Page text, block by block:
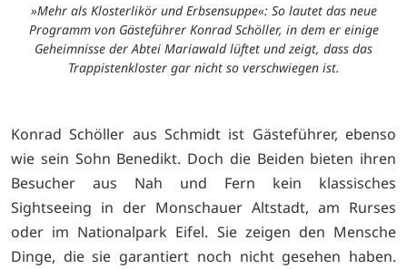
»Mehr als Klosterlikör und Erbsensuppe«: So lautet das neue
Programm von Gästeführer Konrad Schöller, in dem er einige
Geheimnisse der Abtei Mariawald lüftet und zeigt, dass das
Trappistenkloster gar nicht so verschwiegen ist.
Konrad Schöller aus Schmidt ist Gästeführer, ebenso
wie sein Sohn Benedikt. Doch die Beiden bieten ihren
Besucher aus Nah und Fern kein klassisches
Sightseeing in der Monschauer Altstadt, am Rurses
oder im Nationalpark Eifel. Sie zeigen den Mensche
Dinge, die sie garantiert noch nicht gesehen haben.